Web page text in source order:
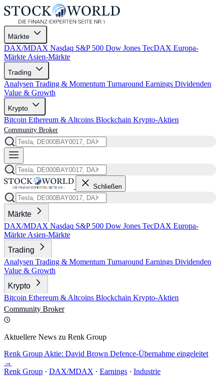
Märkte
DAX/MDAX Nasdaq S&P 500 Dow Jones TecDAX Europa-
Märkte Asien-Märkte
Trading
Analysen Trading & Momentum Turnaround Earnings Dividenden
Value & Growth
Krypto
Bitcoin Ethereum & Altcoins Blockchain Krypto-Aktien
Community Broker
Schließen
Märkte
DAX/MDAX Nasdaq S&P 500 Dow Jones TecDAX Europa-
Märkte Asien-Märkte
Trading
Analysen Trading & Momentum Turnaround Earnings Dividenden
Value & Growth
Krypto
Bitcoin Ethereum & Altcoins Blockchain Krypto-Aktien
Community Broker
Aktuellere News zu Renk Group
Renk Group Aktie: David Brown Defence-Übernahme eingeleitet
→
Renk Group · DAX/MDAX · Earnings · Industrie